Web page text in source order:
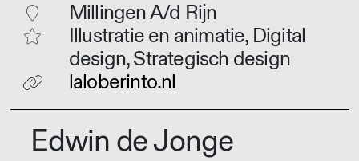
Millingen A/d Rijn
Illustratie en animatie, Digital
design, Strategisch design
laloberinto.nl
Edwin de Jonge